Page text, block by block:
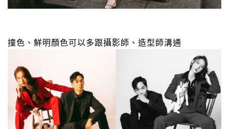
撞色、鮮明顏色可以多跟攝影師、造型師溝通